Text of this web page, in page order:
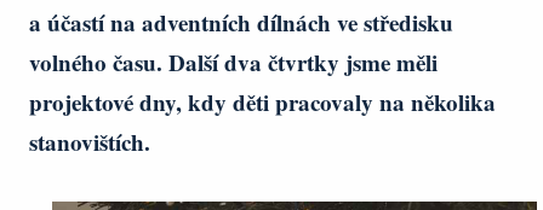
a účastí na adventních dílnách ve středisku
volného času. Další dva čtvrtky jsme měli
projektové dny, kdy děti pracovaly na několika
stanovištích.